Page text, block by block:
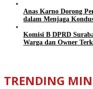
Anas Karno Dorong
dalam Menjaga
Komisi B DPRD
Warga dan Owner
TRENDING